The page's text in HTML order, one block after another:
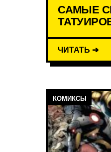
САМЫЕ
ЧИТАТЬ ➔
КОМИКСЫ